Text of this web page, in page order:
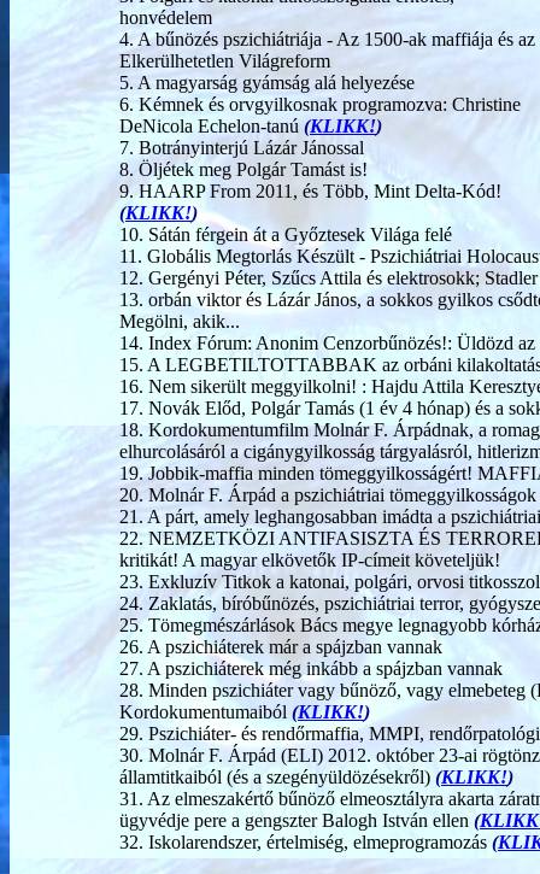
honvédelem
4. A bűnözés pszichiátriája - Az 1500-ak maffiája és az
Elkerülhetetlen Világreform
5. A magyarság gyámság alá helyezése
6. Kémnek és orvgyilkosnak programozva: Christine
DeNicola Echelon-tanú (KLIKK!)
7. Botrányinterjú Lázár Jánossal
8. Öljétek meg Polgár Tamást is!
9. HAARP From 2011, és Több, Mint Delta-Kód!
(KLIKK!)
10. Sátán férgein át a Győztesek Világa felé
11. Globális Megtorlás Készült - Pszichiátriai
12. Gergényi Péter, Szűcs Attila és elektrosokk;
13. orbán viktor és Lázár János, a sokkos gyilkos
Megölni, akik...
14. Index Fórum: Anonim Cenzorbűnözés!: Üldözd
15. A LEGBETILTOTTABBAK az orbáni
16. Nem sikerült meggyilkolni! : Hajdu Attila
17. Novák Előd, Polgár Tamás (1 év 4 hónap) és a
18. Kordokumentumfilm Molnár F. Árpádnak, a
elhurcolásáról a cigánygyilkosság tárgyalásról,
19. Jobbik-maffia minden tömeggyilkosságért!
20. Molnár F. Árpád a pszichiátriai
21. A párt, amely leghangosabban imádta a
22. NEMZETKÖZI ANTIFASISZTA ÉS
kritikát! A magyar elkövetők IP-címeit követeljük!
23. Exkluzív Titkok a katonai, polgári, orvosi
24. Zaklatás, bíróbűnözés, pszichiátriai terror,
25. Tömegmészárlások Bács megye legnagyobb
26. A pszichiáterek már a spájzban vannak
27. A pszichiáterek még inkább a spájzban vannak
28. Minden pszichiáter vagy bűnöző, vagy
Kordokumentumaiból (KLIKK!)
29. Pszichiáter- és rendőrmaffia, MMPI,
30. Molnár F. Árpád (ELI) 2012. október 23-ai
államtitkaiból (és a szegényüldözésekről) (KLIKK!)
31. Az elmeszakértő bűnöző elmeosztályra akarta
ügyvédje pere a gengszter Balogh István ellen (
32. Iskolarendszer, értelmiség, elmeprogramozás (